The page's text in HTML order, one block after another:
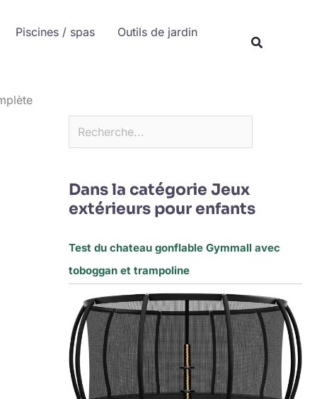
Piscines / spas
Outils de jardin
Dans la catégorie Jeux
extérieurs pour enfants
Test du chateau gonflable Gymmall avec
toboggan et trampoline